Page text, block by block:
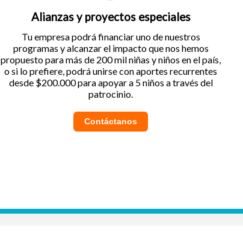
Alianzas y proyectos especiales
Tu empresa podrá financiar uno de nuestros
programas y alcanzar el impacto que nos hemos
propuesto para más de 200 mil niñas y niños en el país,
o si lo prefiere, podrá unirse con aportes recurrentes
desde $200.000 para apoyar a 5 niños a través del
patrocinio.
Contáctanos